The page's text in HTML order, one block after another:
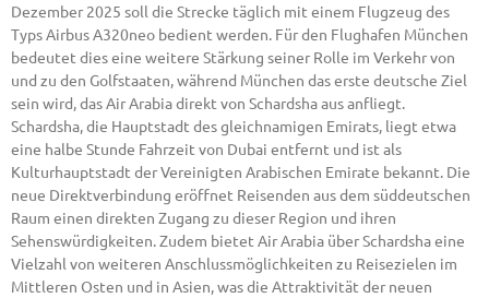
Dezember 2025 soll die Strecke täglich mit einem Flugzeug des
Typs Airbus A320neo bedient werden. Für den Flughafen München
bedeutet dies eine weitere Stärkung seiner Rolle im Verkehr von
und zu den Golfstaaten, während München das erste deutsche Ziel
sein wird, das Air Arabia direkt von Schardsha aus anfliegt.
Schardsha, die Hauptstadt des gleichnamigen Emirats, liegt etwa
eine halbe Stunde Fahrzeit von Dubai entfernt und ist als
Kulturhauptstadt der Vereinigten Arabischen Emirate bekannt. Die
neue Direktverbindung eröffnet Reisenden aus dem süddeutschen
Raum einen direkten Zugang zu dieser Region und ihren
Sehenswürdigkeiten. Zudem bietet Air Arabia über Schardsha eine
Vielzahl von weiteren Anschlussmöglichkeiten zu Reisezielen im
Mittleren Osten und in Asien, was die Attraktivität der neuen